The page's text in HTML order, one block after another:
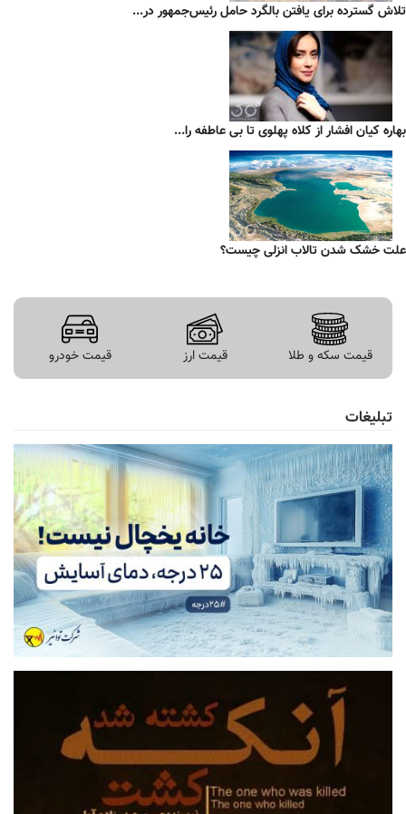
تلاش گسترده برای یافتن بالگرد حامل رئیس‌جمهور در...
بهاره کیان افشار از کلاه پهلوی تا بی عاطفه را...
علت خشک شدن تالاب انزلی چیست؟
قیمت سکه و طلا قیمت ارز قیمت خودرو
تبلیغات